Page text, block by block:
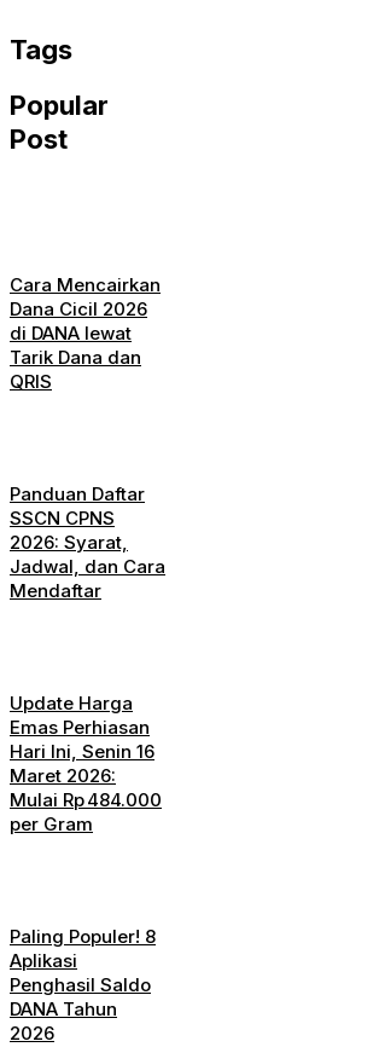
Tags
Popular
Post
Cara Mencairkan
Dana Cicil 2026
di DANA lewat
Tarik Dana dan
QRIS
Panduan Daftar
SSCN CPNS
2026: Syarat,
Jadwal, dan Cara
Mendaftar
Update Harga
Emas Perhiasan
Hari Ini, Senin 16
Maret 2026:
Mulai Rp 484.000
per Gram
Paling Populer! 8
Aplikasi
Penghasil Saldo
DANA Tahun
2026